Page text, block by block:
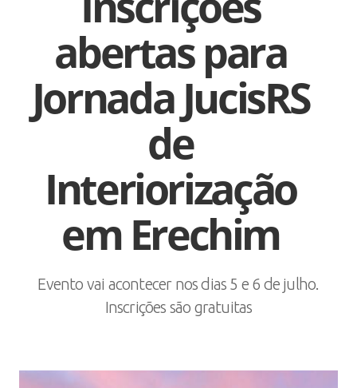
abertas para
Jornada JucisRS
de
Interiorização
em Erechim
Evento vai acontecer nos dias 5 e 6 de julho.
Inscrições são gratuitas